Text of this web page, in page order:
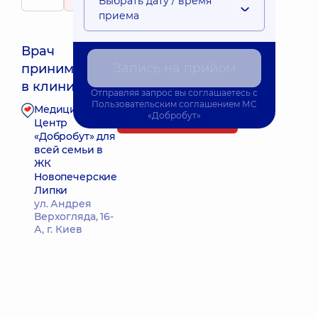
49 отзывов
Врач
принимает
в клинике
Медицинский
Центр
«Добробут» для
всей семьи в
ЖК
Новопечерские
Липки
ул. Андрея
Верхогляда, 16-
А, г. Киев
Запись к врачу
приема
Отправляя запрос вы соглашаетесь с
Пользовательским соглашением МС
«Добробут»